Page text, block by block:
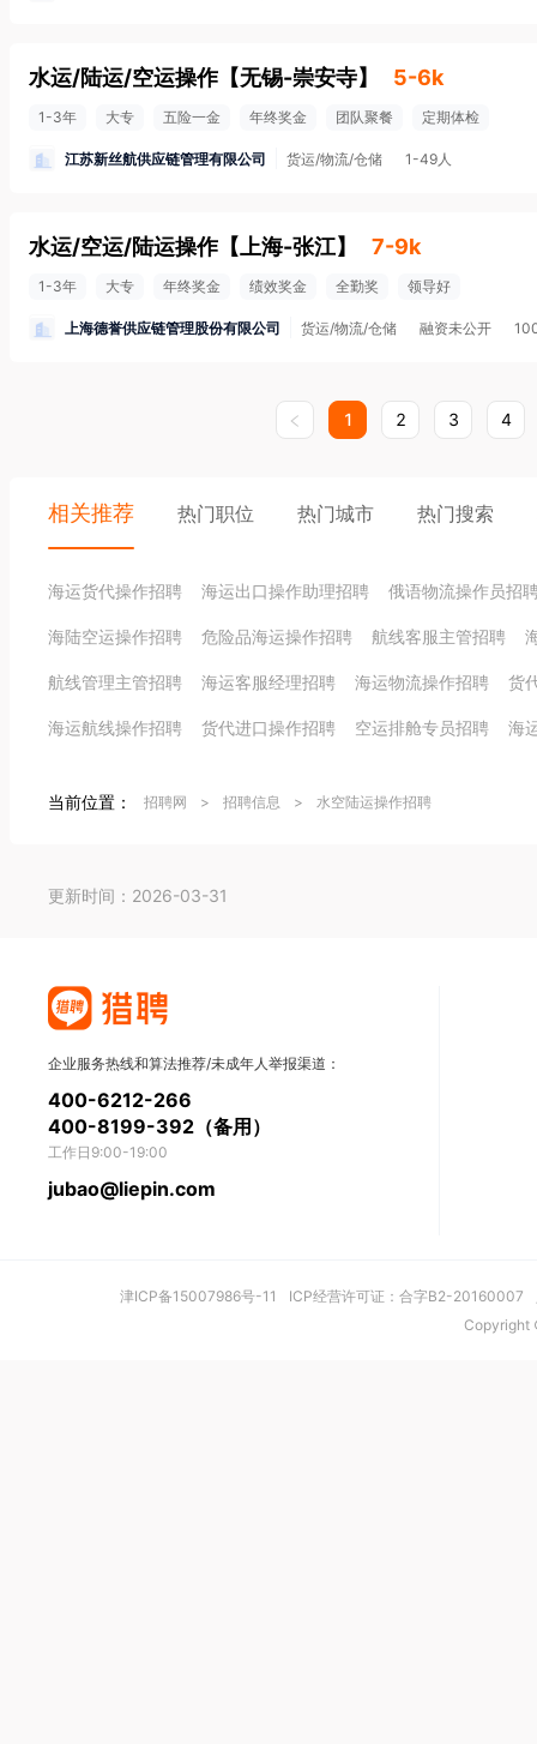
水运/陆运/空运操作 【无锡-崇安寺】 5-6k
1-3年 大专 五险一金 年终奖金 团队聚餐 定期体检
江苏新丝航供应链管理有限公司 货运/物流/仓储 1-49人
水运/空运/陆运操作 【 上海-张江】 7-9k
1-3年 大专 年终奖金 绩效奖金 全勤奖 领导好
上海德誉供应链管理股份有限公司 货运/物流/仓储 融资未公开
1 2 3 4
相关推荐 热门职位 热门城市 热门搜索
海运货代操作招聘 海运出口操作助理招聘 俄语物流操作员招
海陆空运操作招聘 危险品海运操作招聘 航线客服主管招聘
航线管理主管招聘 海运客服经理招聘 海运物流操作招聘 货
海运航线操作招聘 货代进口操作招聘 空运排舱专员招聘 海
当前位置： 招聘网 > 招聘信息 > 水空陆运操作招聘
更新时间：2026-03-31